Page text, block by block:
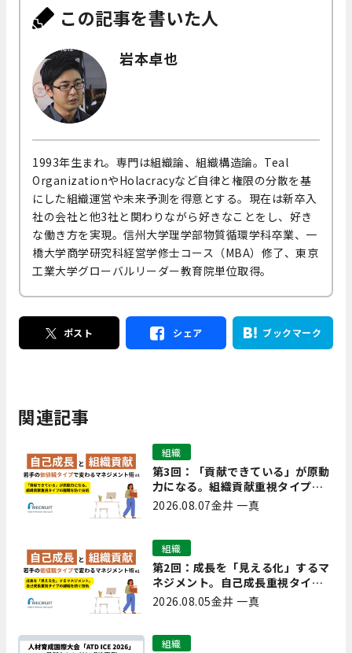
この記事を書いた人
岩本卓也
1993年生まれ。専門は組織論、組織構造論。Teal
OrganizationやHolacracyなど自律と権限の分散を基
にした組織運営や未来予測を得意とする。現在は新卒入
社の会社と他3社と関わりながら好きなことをし、好き
な働き方を実現。信州大学理学部物質循環学科卒業、一
橋大学商学研究科経営学修士コース（MBA）修了、東京
工業大学グローバルリーダー教育院単位取得。
ポスト シェア ブックマーク
関連記事
第3回：「貢献できている」が原動
力になる。組織貢献重視タイプの
離職を防ぐ技術
組織
2026.08.07金井 一真
第2回：成長を「見える化」するマ
ネジメント。自己成長重視タイプ
の離職を防ぐ技術
組織
2026.08.05金井 一真
組織